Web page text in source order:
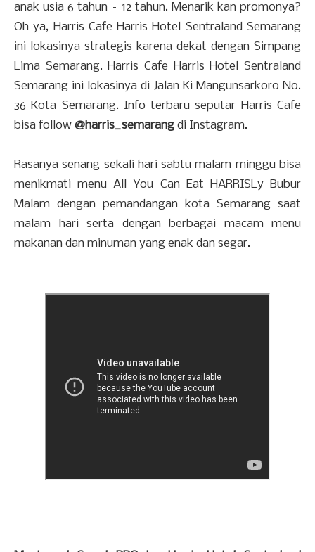
anak usia 6 tahun – 12 tahun. Menarik kan promonya?
Oh ya, Harris Cafe Harris Hotel Sentraland Semarang
ini lokasinya strategis karena dekat dengan Simpang
Lima Semarang. Harris Cafe Harris Hotel Sentraland
Semarang ini lokasinya di Jalan Ki Mangunsarkoro No.
36 Kota Semarang. Info terbaru seputar Harris Cafe
bisa follow @harris_semarang di Instagram.
Rasanya senang sekali hari sabtu malam minggu bisa
menikmati menu All You Can Eat HARRISLy Bubur
Malam dengan pemandangan kota Semarang saat
malam hari serta dengan berbagai macam menu
makanan dan minuman yang enak dan segar.